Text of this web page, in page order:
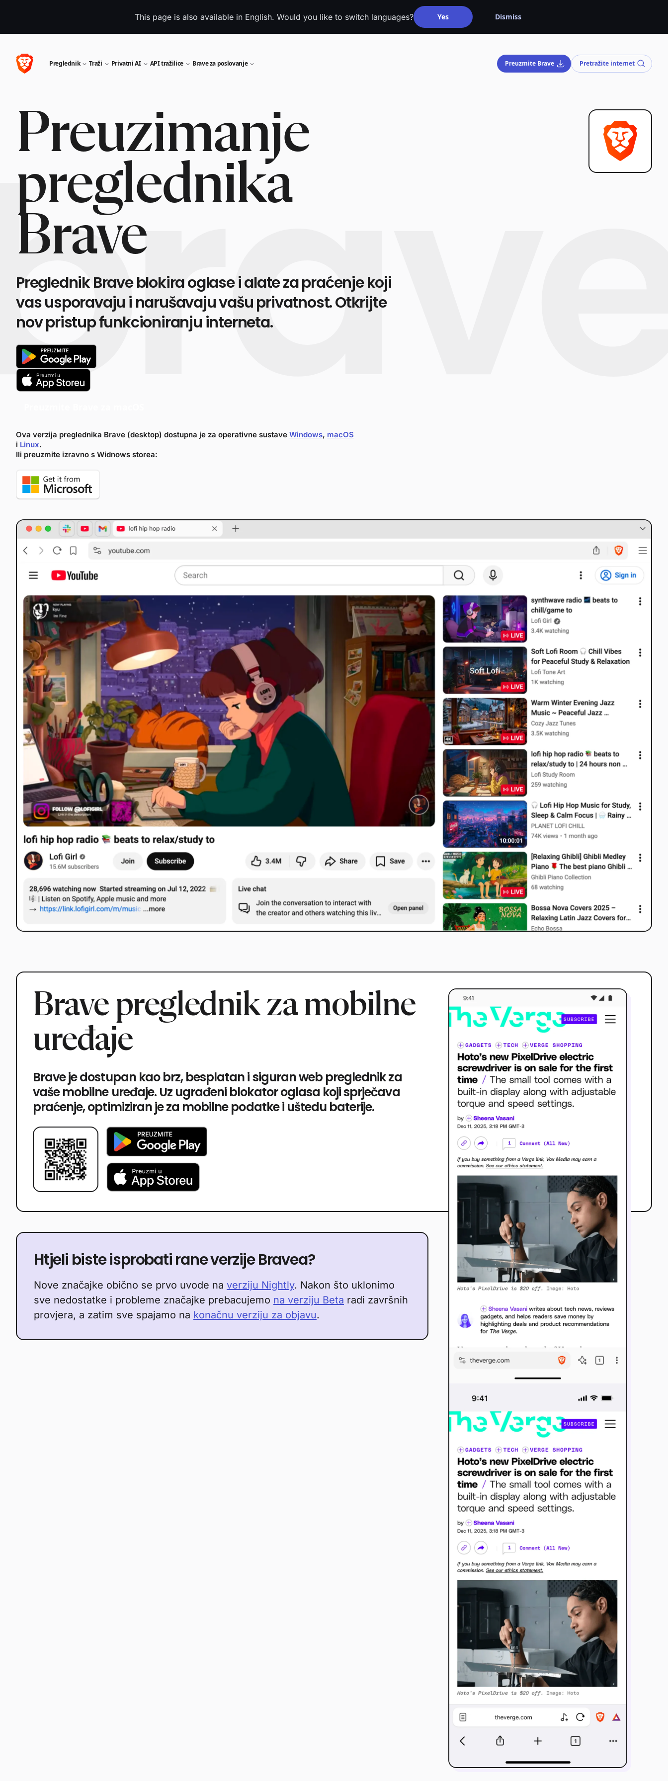
This page is also available in English. Would you like to switch languages? Yes Dismiss
Preglednik Traži Privatni AI API tražilice Brave za poslovanje Preuzmite Brave Pretražite internet
Preuzimanje
preglednika
Brave
Preglednik Brave blokira oglase i alate za praćenje koji
vas usporavaju i narušavaju vašu privatnost. Otkrijte
nov pristup funkcioniranju interneta.
Ova verzija preglednika Brave (desktop) dostupna je za operativne sustave Windows, macOS
i Linux.
Ili preuzmite izravno s Widnows storea:
Brave preglednik za mobilne
uređaje
Brave je dostupan kao brz, besplatan i siguran web preglednik za
vaše mobilne uređaje. Uz ugrađeni blokator oglasa koji sprječava
praćenje, optimiziran je za mobilne podatke i uštedu baterije.
Htjeli biste isprobati rane verzije Bravea?
Nove značajke obično se prvo uvode na verziju Nightly. Nakon što uklonimo
sve nedostatke i probleme značajke prebacujemo na verziju Beta radi završnih
provjera, a zatim sve spajamo na konačnu verziju za objavu.